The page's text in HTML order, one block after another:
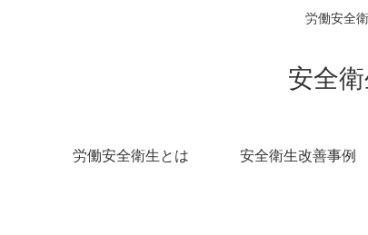
労働安全
安全
労働安全衛生とは 安全衛生改善事例